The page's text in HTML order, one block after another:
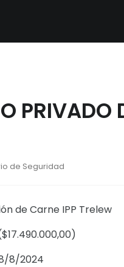
de Seguridad
de Carne IPP Trelew
8/2024